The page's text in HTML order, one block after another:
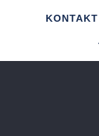
KONTAKT